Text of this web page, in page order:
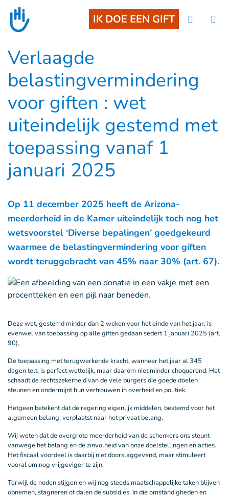
Goto main content
IK DOE EEN GIFT
Verlaagde
belastingvermindering
voor giften : wet
uiteindelijk gestemd met
toepassing vanaf 1
januari 2025
Op 11 december 2025 heeft de Arizona-
meerderheid in de Kamer uiteindelijk toch nog het
wetsvoorstel ‘Diverse bepalingen’ goedgekeurd
waarmee de belastingvermindering voor giften
wordt teruggebracht van 45% naar 30% (art. 67).
Deze wet, gestemd minder dan 2 weken voor het einde van het jaar, is
evenwel van toepassing op alle giften gedaan sedert 1 januari 2025 (art.
90).
De toepassing met terugwerkende kracht, wanneer het jaar al 345
dagen telt, is perfect wettelijk, maar daarom niet minder choquerend. Het
schaadt de rechtszekerheid van de vele burgers die goede doelen
steunen en ondermijnt hun vertrouwen in overheid en politiek.
Hetgeen betekent dat de regering eigenlijk middelen, bestemd voor het
algemeen belang, verplaatst naar het privaat belang.
Wij weten dat de overgrote meerderheid van de schenkers ons steunt
vanwege het belang en de zinvolheid van onze doelstellingen en acties.
Het fiscaal voordeel is daarbij niet doorslaggevend, maar stimuleert
vooral om nog vrijgeviger te zijn.
Terwijl de noden stijgen en wij nog steeds maatschappelijke taken blijven
opnemen, stagneren of dalen de subsidies. In die omstandigheden en